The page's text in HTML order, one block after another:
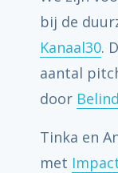
bij de
Kanaal30.
aantal
door
Tinka en
met